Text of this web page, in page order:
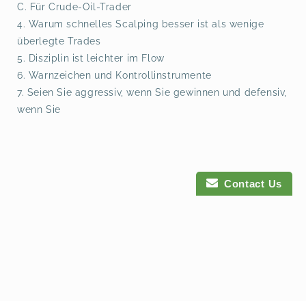
C. Für Crude-Oil-Trader
4. Warum schnelles Scalping besser ist als wenige
überlegte Trades
5. Disziplin ist leichter im Flow
6. Warnzeichen und Kontrollinstrumente
7. Seien Sie aggressiv, wenn Sie gewinnen und defensiv,
wenn Sie
Contact Us